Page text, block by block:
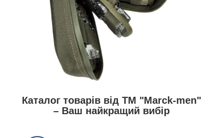
Каталог товарів від ТМ "Marck-men"
– Ваш найкращий вибір